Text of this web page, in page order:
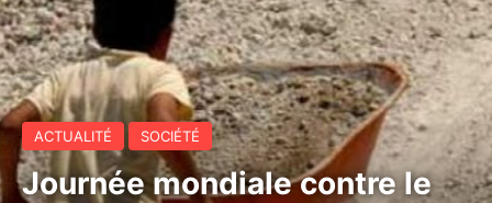
ACTUALITÉ SOCIÉTÉ
Journée mondiale contre le